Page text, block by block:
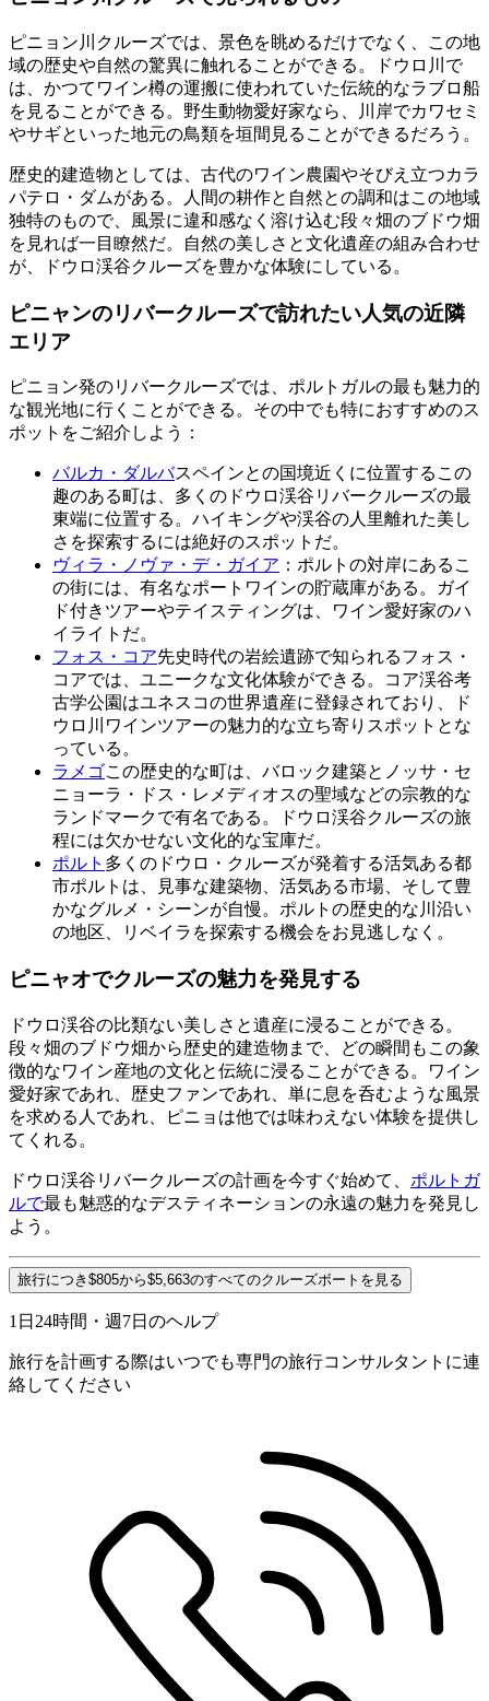
ピニョン川クルーズでは、景色を眺めるだけでなく、この地
域の歴史や自然の驚異に触れることができる。ドウロ川で
は、かつてワイン樽の運搬に使われていた伝統的なラブロ船
を見ることができる。野生動物愛好家なら、川岸でカワセミ
やサギといった地元の鳥類を垣間見ることができるだろう。
歴史的建造物としては、古代のワイン農園やそびえ立つカラ
パテロ・ダムがある。人間の耕作と自然との調和はこの地域
独特のもので、風景に違和感なく溶け込む段々畑のブドウ畑
を見れば一目瞭然だ。自然の美しさと文化遺産の組み合わせ
が、ドウロ渓谷クルーズを豊かな体験にしている。
ピニャンのリバークルーズで訪れたい人気の近隣
エリア
ピニョン発のリバークルーズでは、ポルトガルの最も魅力的
な観光地に行くことができる。その中でも特におすすめのス
ポットをご紹介しよう：
バルカ・ダルバスペインとの国境近くに位置するこの
趣のある町は、多くのドウロ渓谷リバークルーズの最
東端に位置する。ハイキングや渓谷の人里離れた美し
さを探索するには絶好のスポットだ。
ヴィラ・ノヴァ・デ・ガイア ：ポルトの対岸にあるこ
の街には、有名なポートワインの貯蔵庫がある。ガイ
ド付きツアーやテイスティングは、ワイン愛好家のハ
イライトだ。
フォス・コア先史時代の岩絵遺跡で知られるフォス・
コアでは、ユニークな文化体験ができる。コア渓谷考
古学公園はユネスコの世界遺産に登録されており、ド
ウロ川ワインツアーの魅力的な立ち寄りスポットとな
っている。
ラメゴこの歴史的な町は、バロック建築とノッサ・セ
ニョーラ・ドス・レメディオスの聖域などの宗教的な
ランドマークで有名である。ドウロ渓谷クルーズの旅
程には欠かせない文化的な宝庫だ。
ポルト 多くのドウロ・クルーズが発着する活気ある都
市ポルトは、見事な建築物、活気ある市場、そして豊
かなグルメ・シーンが自慢。ポルトの歴史的な川沿い
の地区、リベイラを探索する機会をお見逃しなく。
ピニャオでクルーズの魅力を発見する
ドウロ渓谷の比類ない美しさと遺産に浸ることができる。
段々畑のブドウ畑から歴史的建造物まで、どの瞬間もこの象
徴的なワイン産地の文化と伝統に浸ることができる。ワイン
愛好家であれ、歴史ファンであれ、単に息を呑むような風景
を求める人であれ、ピニョは他では味わえない体験を提供し
てくれる。
ドウロ渓谷リバークルーズの計画を今すぐ始めて、 ポルトガ
ルで最も魅惑的なデスティネーションの永遠の魅力を発見し
よう。
旅行につき$805から$5,663のすべてのクルーズボートを見る
1日24時間・週7日のヘルプ
旅行を計画する際はいつでも専門の旅行コンサルタントに連
絡してください